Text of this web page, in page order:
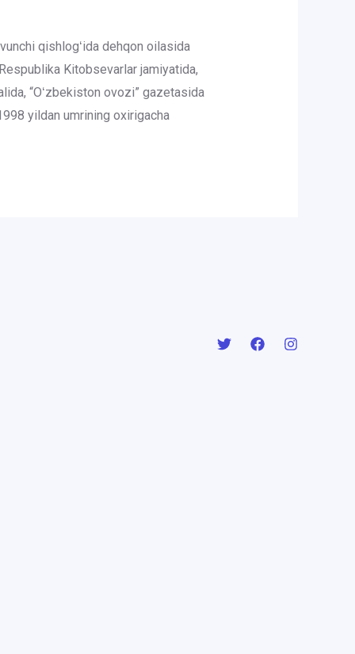
qishlogʻida dehqon oilasida
Kitobsevarlar jamiyatida,
“Oʻzbekiston ovozi” gazetasida
yildan umrining oxirigacha